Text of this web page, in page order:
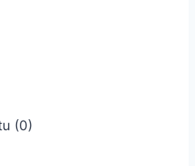
(0)